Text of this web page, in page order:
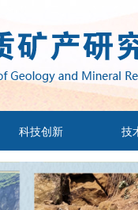
科技创新 技